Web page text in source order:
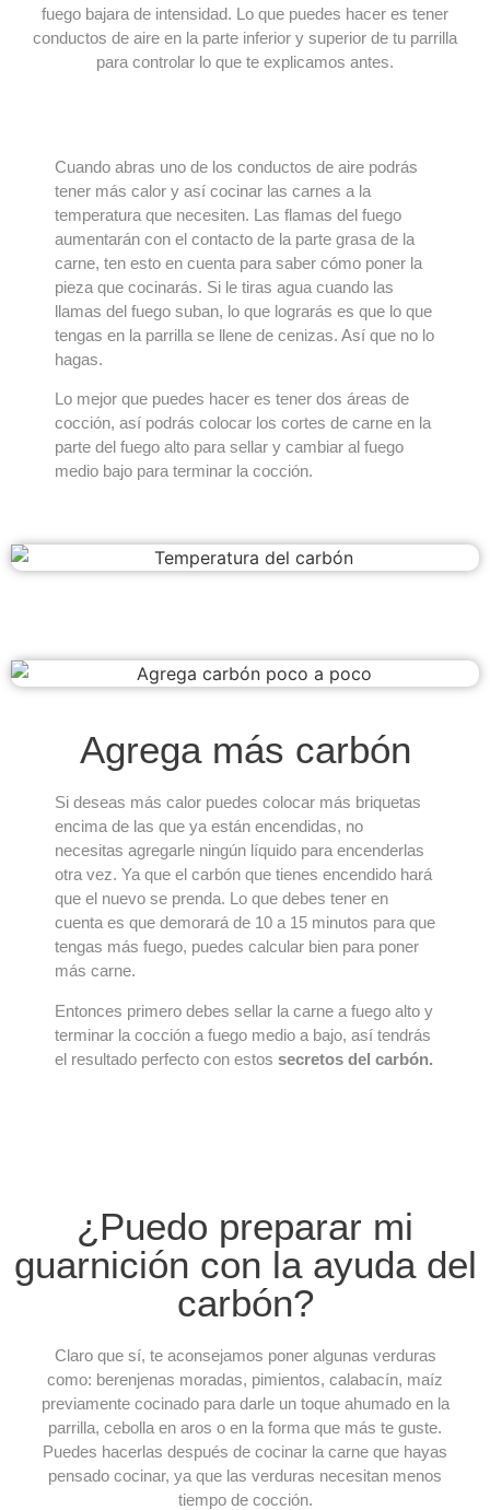
fuego bajara de intensidad. Lo que puedes hacer es tener
conductos de aire en la parte inferior y superior de tu parrilla
para controlar lo que te explicamos antes.
Cuando abras uno de los conductos de aire podrás
tener más calor y así cocinar las carnes a la
temperatura que necesiten. Las flamas del fuego
aumentarán con el contacto de la parte grasa de la
carne, ten esto en cuenta para saber cómo poner la
pieza que cocinarás. Si le tiras agua cuando las
llamas del fuego suban, lo que lograrás es que lo que
tengas en la parrilla se llene de cenizas. Así que no lo
hagas.
Lo mejor que puedes hacer es tener dos áreas de
cocción, así podrás colocar los cortes de carne en la
parte del fuego alto para sellar y cambiar al fuego
medio bajo para terminar la cocción.
Agrega más carbón
Si deseas más calor puedes colocar más briquetas
encima de las que ya están encendidas, no
necesitas agregarle ningún líquido para encenderlas
otra vez. Ya que el carbón que tienes encendido hará
que el nuevo se prenda. Lo que debes tener en
cuenta es que demorará de 10 a 15 minutos para que
tengas más fuego, puedes calcular bien para poner
más carne.
Entonces primero debes sellar la carne a fuego alto y
terminar la cocción a fuego medio a bajo, así tendrás
el resultado perfecto con estos secretos del carbón.
¿Puedo preparar mi
guarnición con la ayuda del
carbón?
Claro que sí, te aconsejamos poner algunas verduras
como: berenjenas moradas, pimientos, calabacín, maíz
previamente cocinado para darle un toque ahumado en la
parrilla, cebolla en aros o en la forma que más te guste.
Puedes hacerlas después de cocinar la carne que hayas
pensado cocinar, ya que las verduras necesitan menos
tiempo de cocción.